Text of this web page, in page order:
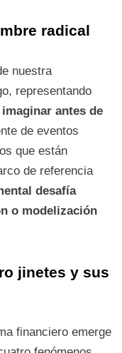
radical
nuestra
representando
antes de
de eventos
que están
de referencia
desafía
o modelización
jinetes y sus
financiero emerge